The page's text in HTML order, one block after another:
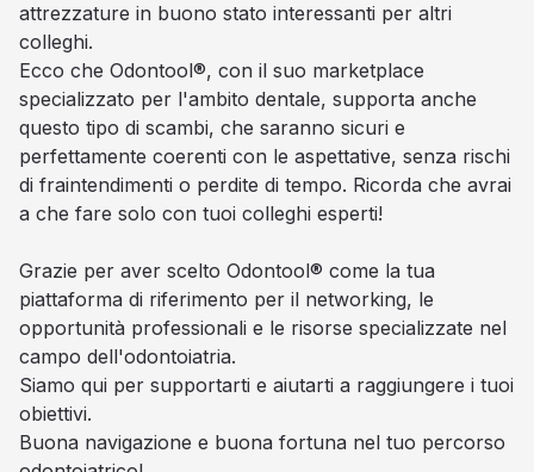
attrezzature in buono stato interessanti per altri
colleghi.
Ecco che Odontool®, con il suo marketplace
specializzato per l'ambito dentale, supporta anche
questo tipo di scambi, che saranno sicuri e
perfettamente coerenti con le aspettative, senza rischi
di fraintendimenti o perdite di tempo. Ricorda che avrai
a che fare solo con tuoi colleghi esperti!
Grazie per aver scelto Odontool® come la tua
piattaforma di riferimento per il networking, le
opportunità professionali e le risorse specializzate nel
campo dell'odontoiatria.
Siamo qui per supportarti e aiutarti a raggiungere i tuoi
obiettivi.
Buona navigazione e buona fortuna nel tuo percorso